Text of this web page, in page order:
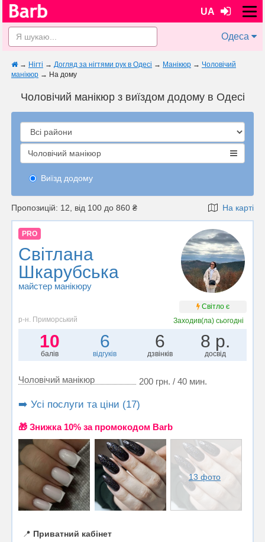
UA
Одеса
→ Нігті → Догляд за нігтями рук в Одесі → Манікюр → Чоловічий
манікюр → На дому
Чоловічий манікюр з виїздом додому в Одесі
Чоловічий манікюр
Виїзд додому
Пропозицій: 12, від 100 до 860 ₴ На карті
PRO
Світлана
Шкарубська
майстер манікюру
Світло є
р-н. Приморський
Заходив(ла)сьогодні
10
балів
6
відгуків
6
дзвінків
8 р.
досвід
Чоловічий манікюр 200 грн. / 40 мин.
➡️ Усі послуги та ціни (17)
🎁 Знижка 10% за промокодом Barb
13 фото
📍 Приватний кабінет